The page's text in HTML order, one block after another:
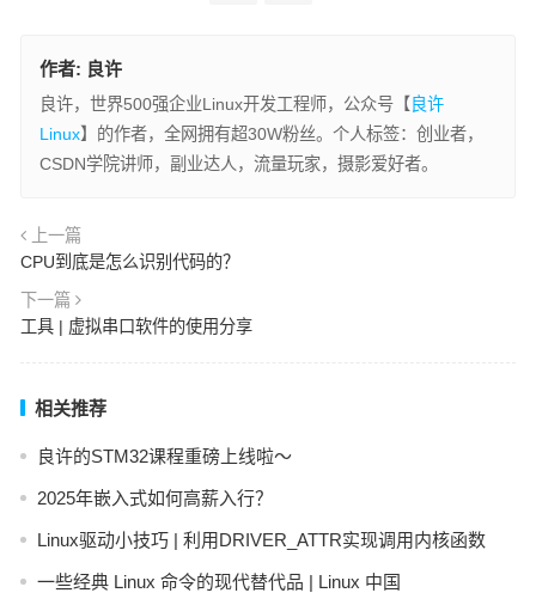
作者: 良许
良许，世界500强企业Linux开发工程师，公众号【 良许
Linux】的作者，全网拥有超30W粉丝。个人标签：创业者，
CSDN学院讲师，副业达人，流量玩家，摄影爱好者。
上一篇
CPU到底是怎么识别代码的？
下一篇
工具 | 虚拟串口软件的使用分享
相关推荐
良许的STM32课程重磅上线啦～
2025年嵌入式如何高薪入行？
Linux驱动小技巧 | 利用DRIVER_ATTR实现调用内核函数
一些经典 Linux 命令的现代替代品 | Linux 中国